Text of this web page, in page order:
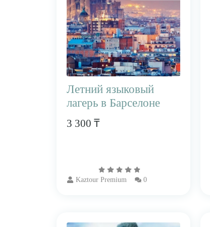
Летний языковый
лагерь в Барселоне
3 300 ₸
Kaztour Premium 0